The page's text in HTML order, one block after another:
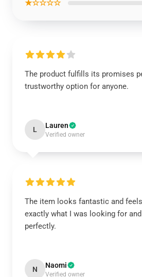
★☆☆☆☆
The product fulfills its promises
trustworthy option for anyone.
L Lauren
Verified owner
The item looks fantastic and feels
exactly what I was looking for
perfectly.
N Naomi
Verified owner